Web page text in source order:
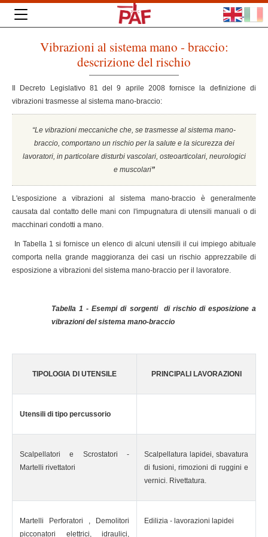
Vibrazioni al sistema mano - braccio:
descrizione del rischio
Il Decreto Legislativo 81 del 9 aprile 2008 fornisce la definizione di
vibrazioni trasmesse al sistema mano-braccio:
“Le vibrazioni meccaniche che, se trasmesse al sistema mano-
braccio, comportano un rischio per la salute e la sicurezza dei
lavoratori, in particolare disturbi vascolari, osteoarticolari, neurologici
e muscolari”
L'esposizione a vibrazioni al sistema mano-braccio è generalmente
causata dal contatto delle mani con l'impugnatura di utensili manuali o di
macchinari condotti a mano.
In Tabella 1 si fornisce un elenco di alcuni utensili il cui impiego abituale
comporta nella grande maggioranza dei casi un rischio apprezzabile di
esposizione a vibrazioni del sistema mano-braccio per il lavoratore.
Tabella 1 - Esempi di sorgenti di rischio di esposizione a
vibrazioni del sistema mano-braccio
TIPOLOGIA DI UTENSILE PRINCIPALI LAVORAZIONI
Utensili di tipo percussorio
Scalpellatori e Scrostatori -
Martelli rivettatori
Scalpellatura lapidei, sbavatura
di fusioni, rimozioni di ruggini e
vernici. Rivettatura.
Martelli Perforatori , Demolitori
picconatori elettrici, idraulici,
Edilizia - lavorazioni lapidei